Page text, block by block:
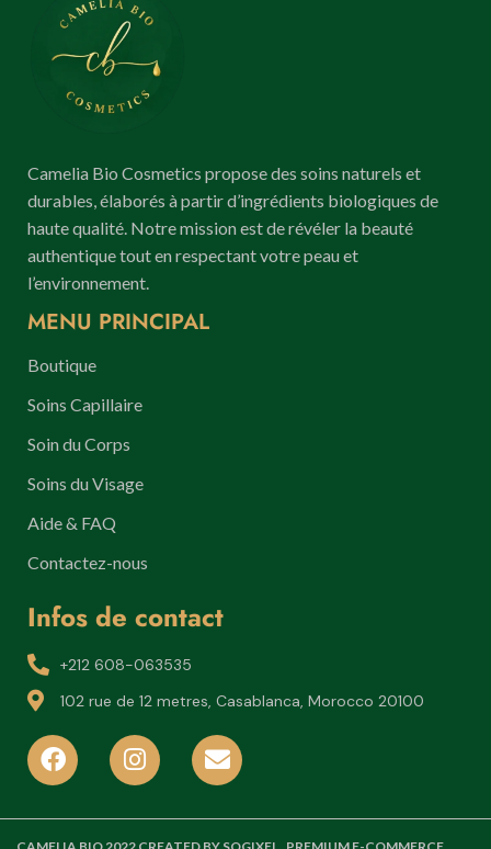
Camelia Bio Cosmetics propose des soins naturels et
durables, élaborés à partir d’ingrédients biologiques de
haute qualité. Notre mission est de révéler la beauté
authentique tout en respectant votre peau et
l’environnement.
MENU PRINCIPAL
Boutique
Soins Capillaire
Soin du Corps
Soins du Visage
Aide & FAQ
Contactez-nous
Infos de contact
+212 608-063535
102 rue de 12 metres, Casablanca, Morocco 20100